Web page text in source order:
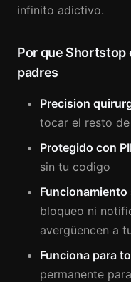
infinito adictivo.
Por que Shortstop
padres
Precision
tocar el resto de
Protegido con
sin tu codigo
bloqueo ni
avergüencen a
Funciona para
permanente